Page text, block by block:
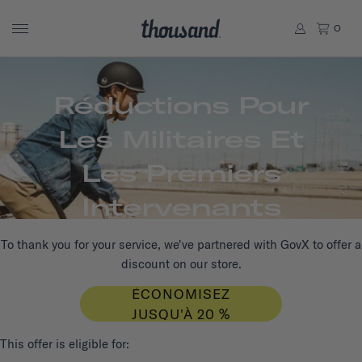
0
Réductions Pour
Les Militaires Et
Les Premiers
Intervenants
To thank you for your service, we've partnered with GovX to offer a
discount on our store.
ÉCONOMISEZ
JUSQU'À 20 %
This offer is eligible for: